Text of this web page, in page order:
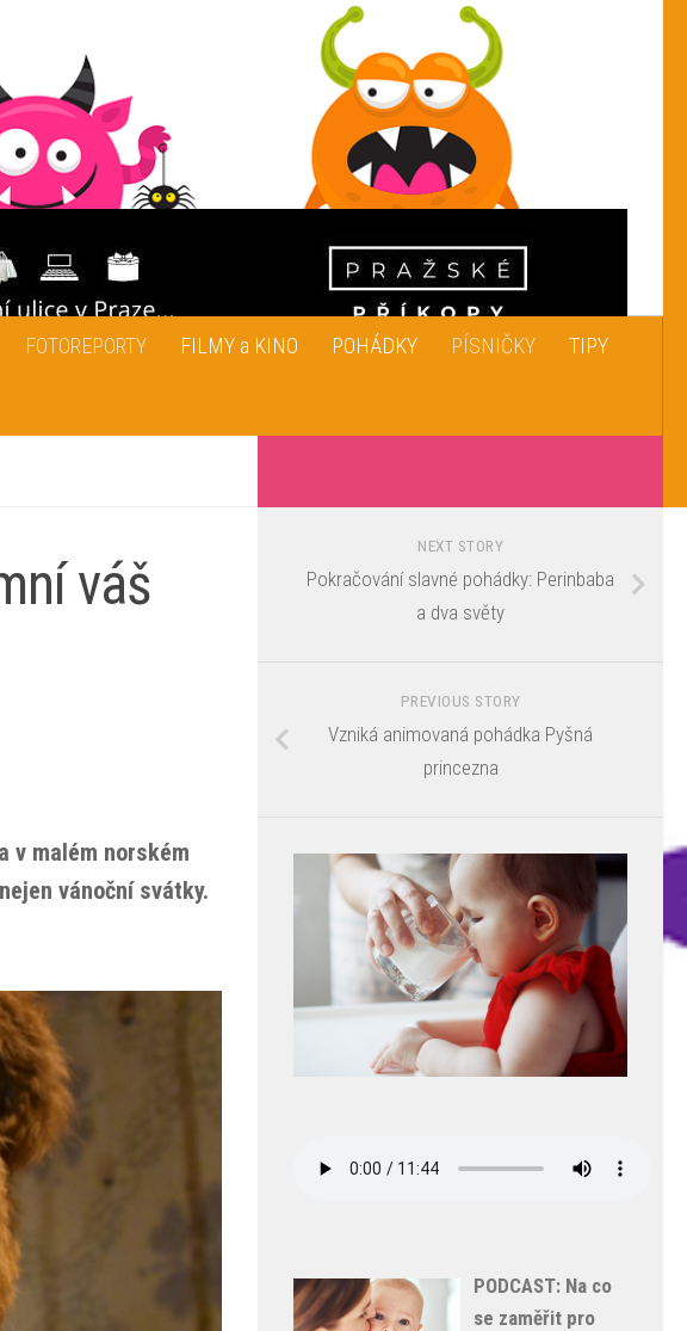
FOTOREPORTY FILMY a KINO POHÁDKY PÍSNIČKY TIPY
váš
v malém norském
vánoční svátky.
NEXT STORY
Pokračování slavné pohádky: Perinbaba
a dva světy
PREVIOUS STORY
Vzniká animovaná pohádka Pyšná
princezna
PODCAST: Na co
se zaměřit pro